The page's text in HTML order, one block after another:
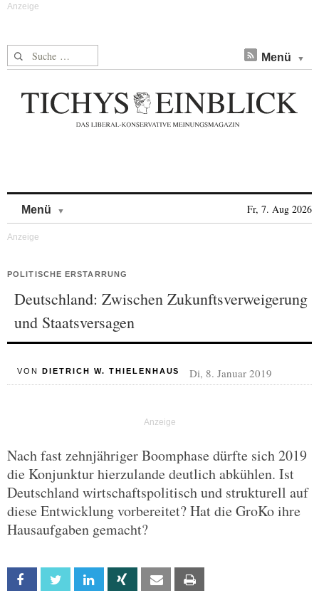
Suche nach: Menü
Menü Fr, 7. Aug 2026
POLITISCHE ERSTARRUNG
Deutschland: Zwischen Zukunftsverweigerung
und Staatsversagen
VON DIETRICH W. THIELENHAUS Di, 8. Januar 2019
Nach fast zehnjähriger Boomphase dürfte sich 2019
die Konjunktur hierzulande deutlich abkühlen. Ist
Deutschland wirtschaftspolitisch und strukturell auf
diese Entwicklung vorbereitet? Hat die GroKo ihre
Hausaufgaben gemacht?
Facebook Twitter Linkedin Xing Email